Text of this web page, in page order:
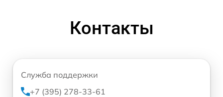
Контакты
Служба поддержки
+7 (395) 278-33-61